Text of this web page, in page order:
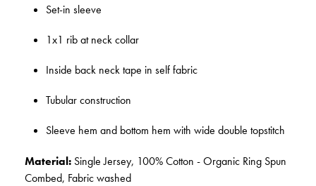
Set-in sleeve
1x1 rib at neck collar
Inside back neck tape in self fabric
Tubular construction
Sleeve hem and bottom hem with wide double topstitch
Material: Single Jersey, 100% Cotton - Organic Ring Spun
Combed, Fabric washed